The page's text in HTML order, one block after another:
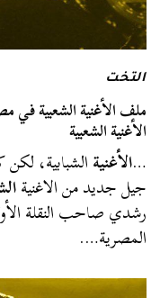
التخت
الأغنية الشعبية
…الأغنيةالشبابية،
جيل جديد من الاغنية
رشدي صاحب النقلة
المصرية….